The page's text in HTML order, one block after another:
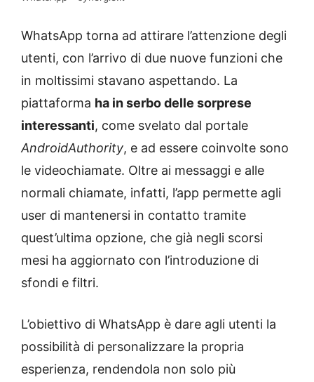
WhatsApp torna ad attirare l’attenzione degli
utenti, con l’arrivo di due nuove funzioni che
in moltissimi stavano aspettando. La
piattaforma ha in serbo delle sorprese
interessanti, come svelato dal portale
AndroidAuthority, e ad essere coinvolte sono
le videochiamate. Oltre ai messaggi e alle
normali chiamate, infatti, l’app permette agli
user di mantenersi in contatto tramite
quest’ultima opzione, che già negli scorsi
mesi ha aggiornato con l’introduzione di
sfondi e filtri.
L’obiettivo di WhatsApp è dare agli utenti la
possibilità di personalizzare la propria
esperienza, rendendola non solo più